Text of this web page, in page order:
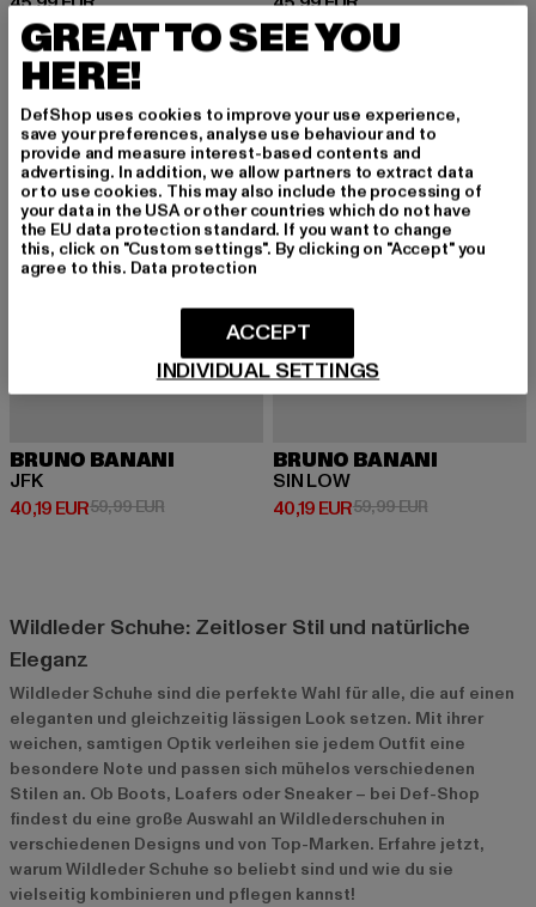
-33%
BRUNO BANANI
JFK
40,19 EUR
Derzeitiger Preis: 40,19 EUR
59,99 EURAktionspreis: 59,99 EUR
BRUNO BANANI
SIN LOW
40,19 EUR
Derzeitiger Preis: 40,19 EUR
59,99 EURAktionspreis:
Wildleder Schuhe: Zeitloser Stil und natürliche
Eleganz
Wildleder Schuhe sind die perfekte Wahl für alle, die auf einen
eleganten und gleichzeitig lässigen Look setzen. Mit ihrer
weichen, samtigen Optik verleihen sie jedem Outfit eine
besondere Note und passen sich mühelos verschiedenen
Stilen an. Ob Boots, Loafers oder Sneaker – bei Def-Shop
findest du eine große Auswahl an Wildlederschuhen in
verschiedenen Designs und von Top-Marken. Erfahre jetzt,
warum Wildleder Schuhe so beliebt sind und wie du sie
vielseitig kombinieren und pflegen kannst!
GREAT TO SEE YOU
HERE!
DefShop uses cookies to improve your use experience,
save your preferences, analyse use behaviour and to
provide and measure interest-based contents and
advertising. In addition, we allow partners to extract data
or to use cookies. This may also include the processing of
your data in the USA or other countries which do not have
the EU data protection standard. If you want to change
this, click on "Custom settings". By clicking on "Accept" you
agree to this. Data protection
INDIVIDUAL SETTINGS
ACCEPT